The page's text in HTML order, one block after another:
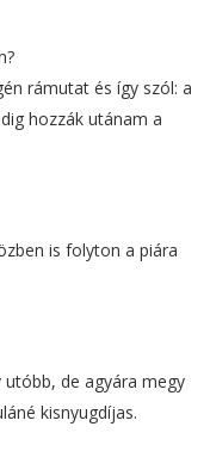
rámutat és így szól: a
hozzák utánam a
is folyton a piára
de agyára megy
kisnyugdíjas.